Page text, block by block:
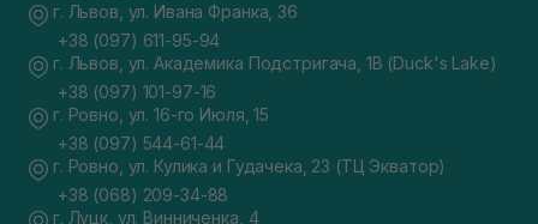
г. Львов, ул. Ивана Франка, 36
+38 (097) 611-95-94
г. Львов, ул. Академика Подстригача, 1В (Duck's Lake)
+38 (097) 101-97-16
г. Ровно, ул. 16-го Июля, 15
+38 (097) 544-61-44
г. Ровно, ул. Кулика и Гудачека, 23 (ТЦ Экватор)
+38 (068) 209-34-88
г. Луцк, ул. Винниченка, 4